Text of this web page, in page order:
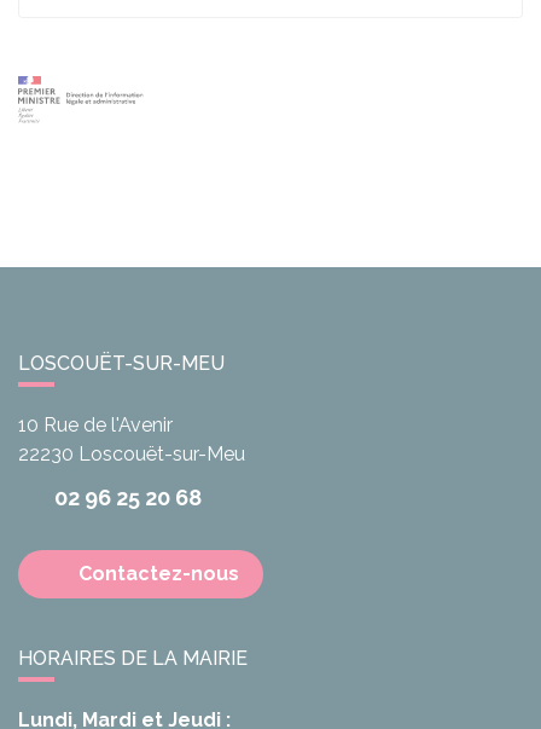
LOSCOUËT-SUR-MEU
10 Rue de l'Avenir
22230 Loscouët-sur-Meu
02 96 25 20 68
Contactez-nous
HORAIRES DE LA MAIRIE
Lundi, Mardi et Jeudi :